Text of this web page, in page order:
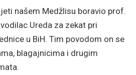
našem Medžlisu boravio prof.
Ureda za zekat pri
u BiH. Tim povodom on se
blagajnicima i drugim